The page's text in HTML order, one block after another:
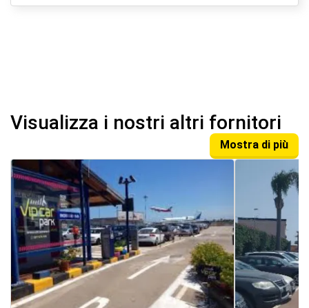
Visualizza i nostri altri fornitori
Mostra di più